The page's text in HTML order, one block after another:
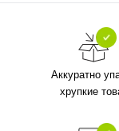
Аккуратно
хрупкие